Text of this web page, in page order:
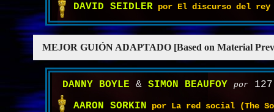
DAVID SEIDLER por El discurso del rey
MEJOR GUIÓN ADAPTADO [Based on Material
DANNY BOYLE & SIMON BEAUFOY por
AARON SORKIN por La red social (The